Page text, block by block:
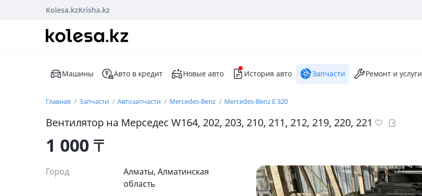
Kolesa.kzKrisha.kz
Машины Авто в кредит Новые авто История авто Запчасти Ремонт и услуги
Главная Запчасти Автозапчасти Mercedes-Benz Mercedes-Benz E 320
Вентилятор на Мерседес W164, 202, 203, 210, 211, 212, 219, 220, 221
1 000₸
Город
Алматы, Алматинская
область